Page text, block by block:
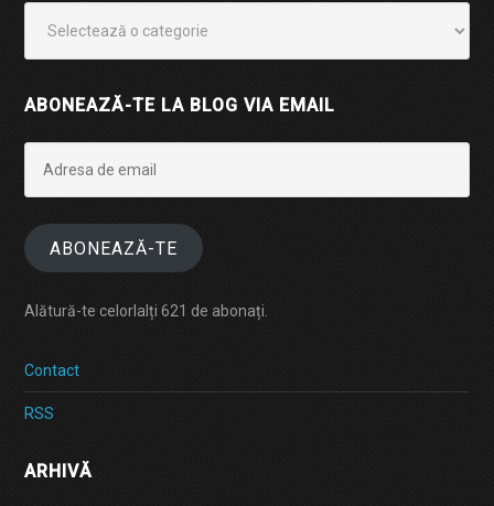
ABONEAZĂ-TE LA BLOG VIA EMAIL
email
ABONEAZĂ-TE
Alătură-te celorlalți 621 de abonați.
Contact
RSS
ARHIVĂ